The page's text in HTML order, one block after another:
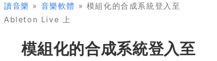
讀音樂 » 音樂軟體 » 模組化的合成系統登入至
Ableton Live 上
模組化的合成系統登入至